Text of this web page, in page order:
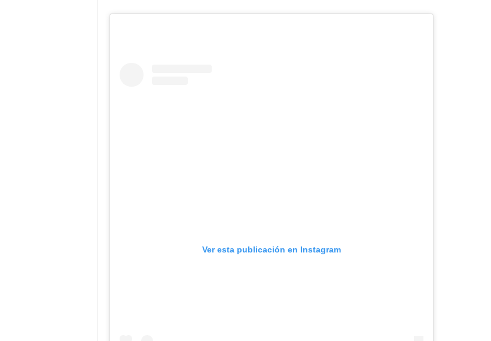
Ver esta publicación en Instagram